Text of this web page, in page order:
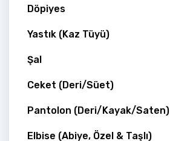
Döpiyes
Yastık (Kaz Tüyü)
Şal
Ceket (Deri/Süet)
Pantolon (Deri/Kayak/Saten)
Elbise (Abiye, Özel & Taşlı)